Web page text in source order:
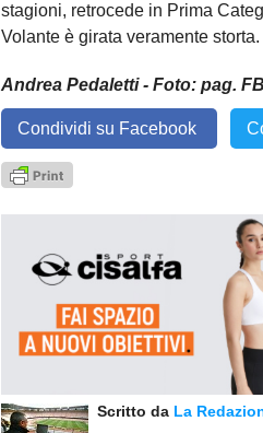
stagioni, retrocede in Prima
Volante è girata veramente storta.
Andrea Pedaletti - Foto: pag.
Condividi su Facebook
Scritto da La